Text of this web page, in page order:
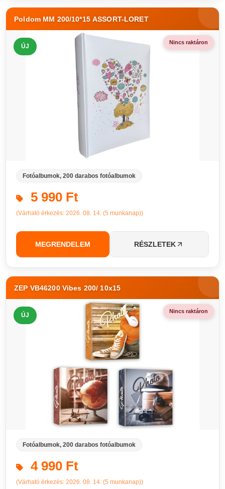
Poldom MM 200/10*15 ASSORT-LORET
ÚJ
Nincs raktáron
Fotóalbumok, 200 darabos fotóalbumok
5 990 Ft
(Várható érkezés: 2026. 08. 14. (5 munkanap))
MEGRENDELEM RÉSZLETEK
ZEP VB46200 Vibes 200/ 10x15
ÚJ
Nincs raktáron
Fotóalbumok, 200 darabos fotóalbumok
4 990 Ft
(Várható érkezés: 2026. 08. 14. (5 munkanap))